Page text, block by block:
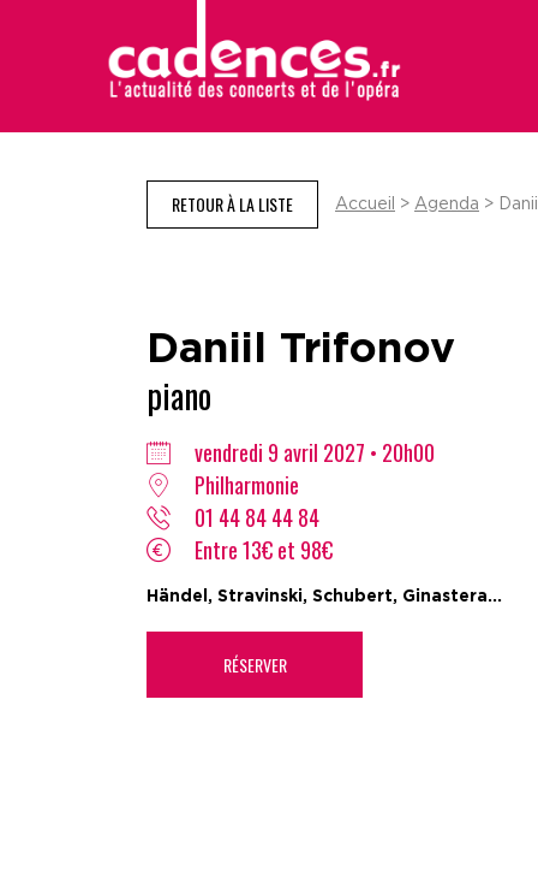
RETOUR À LA LISTE Accueil > Agenda >
Daniil Trifonov
piano
vendredi 9 avril 2027 • 20h00
Philharmonie
01 44 84 44 84
Entre 13€ et 98€
Händel, Stravinski, Schubert, Ginastera...
RÉSERVER